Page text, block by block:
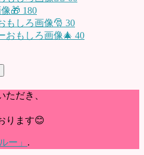
🎁 180
もしろ画像🎅 30
おもしろ画像🎄 40
だき、
ります😊
ー」 .